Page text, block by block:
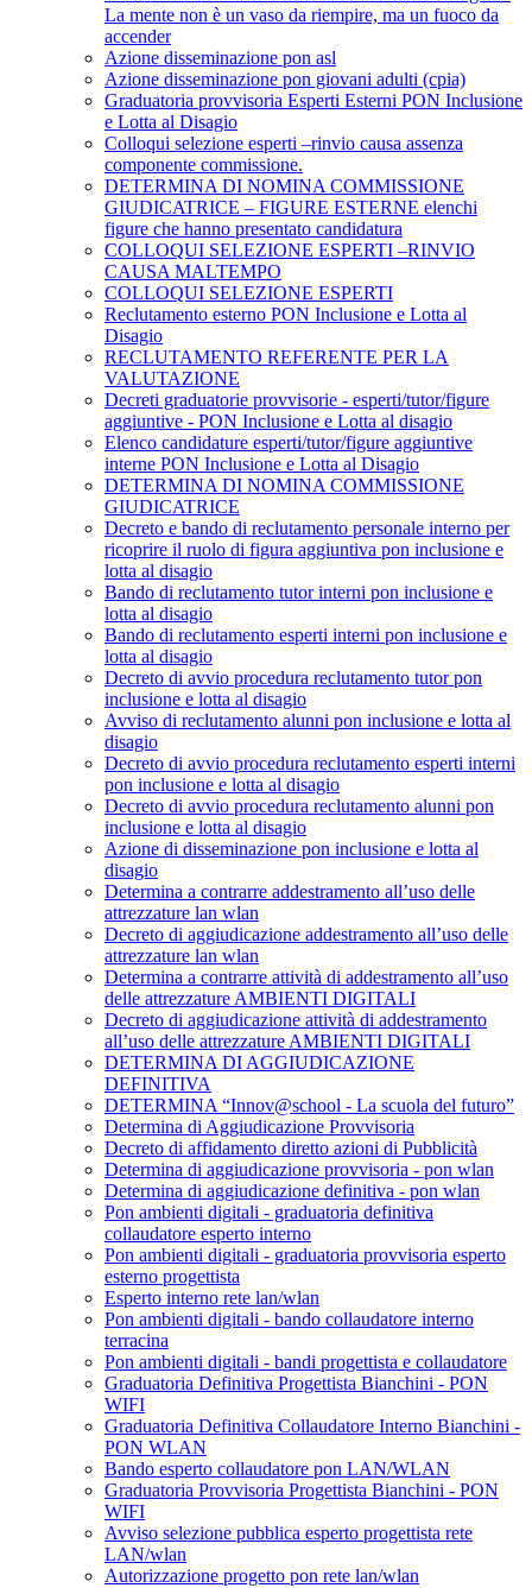
La mente non è un vaso da riempire, ma un fuoco da
accender
Azione disseminazione pon asl
Azione disseminazione pon giovani adulti (cpia)
Graduatoria provvisoria Esperti Esterni PON Inclusione
e Lotta al Disagio
Colloqui selezione esperti –rinvio causa assenza
componente commissione.
DETERMINA DI NOMINA COMMISSIONE
GIUDICATRICE – FIGURE ESTERNE elenchi
figure che hanno presentato candidatura
COLLOQUI SELEZIONE ESPERTI –RINVIO
CAUSA MALTEMPO
COLLOQUI SELEZIONE ESPERTI
Reclutamento esterno PON Inclusione e Lotta al
Disagio
RECLUTAMENTO REFERENTE PER LA
VALUTAZIONE
Decreti graduatorie provvisorie - esperti/tutor/figure
aggiuntive - PON Inclusione e Lotta al disagio
Elenco candidature esperti/tutor/figure aggiuntive
interne PON Inclusione e Lotta al Disagio
DETERMINA DI NOMINA COMMISSIONE
GIUDICATRICE
Decreto e bando di reclutamento personale interno per
ricoprire il ruolo di figura aggiuntiva pon inclusione e
lotta al disagio
Bando di reclutamento tutor interni pon inclusione e
lotta al disagio
Bando di reclutamento esperti interni pon inclusione e
lotta al disagio
Decreto di avvio procedura reclutamento tutor pon
inclusione e lotta al disagio
Avviso di reclutamento alunni pon inclusione e lotta al
disagio
Decreto di avvio procedura reclutamento esperti interni
pon inclusione e lotta al disagio
Decreto di avvio procedura reclutamento alunni pon
inclusione e lotta al disagio
Azione di disseminazione pon inclusione e lotta al
disagio
Determina a contrarre addestramento all’uso delle
attrezzature lan wlan
Decreto di aggiudicazione addestramento all’uso delle
attrezzature lan wlan
Determina a contrarre attività di addestramento all’uso
delle attrezzature AMBIENTI DIGITALI
Decreto di aggiudicazione attività di addestramento
all’uso delle attrezzature AMBIENTI DIGITALI
DETERMINA DI AGGIUDICAZIONE
DEFINITIVA
DETERMINA “Innov@school - La scuola del futuro”
Determina di Aggiudicazione Provvisoria
Decreto di affidamento diretto azioni di Pubblicità
Determina di aggiudicazione provvisoria - pon wlan
Determina di aggiudicazione definitiva - pon wlan
Pon ambienti digitali - graduatoria definitiva
collaudatore esperto interno
Pon ambienti digitali - graduatoria provvisoria esperto
esterno progettista
Esperto interno rete lan/wlan
Pon ambienti digitali - bando collaudatore interno
terracina
Pon ambienti digitali - bandi progettista e collaudatore
Graduatoria Definitiva Progettista Bianchini - PON
WIFI
Graduatoria Definitiva Collaudatore Interno Bianchini -
PON WLAN
Bando esperto collaudatore pon LAN/WLAN
Graduatoria Provvisoria Progettista Bianchini - PON
WIFI
Avviso selezione pubblica esperto progettista rete
LAN/wlan
Autorizzazione progetto pon rete lan/wlan